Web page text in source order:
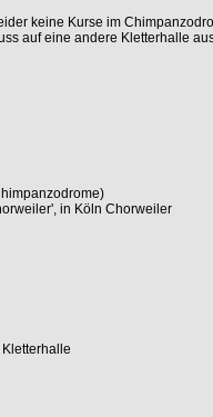
keine Kurse im
auf eine andere Kletterhalle
in Köln Chorweiler